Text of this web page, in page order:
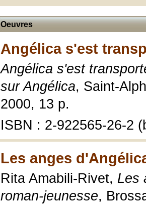
Oeuvres
Angélica s'est
Angélica s'est
sur Angélica, Saint-
2000, 13 p.
ISBN : 2-922565-26-2
Les anges
Rita Amabili-Rivet, Les
roman-jeunesse,